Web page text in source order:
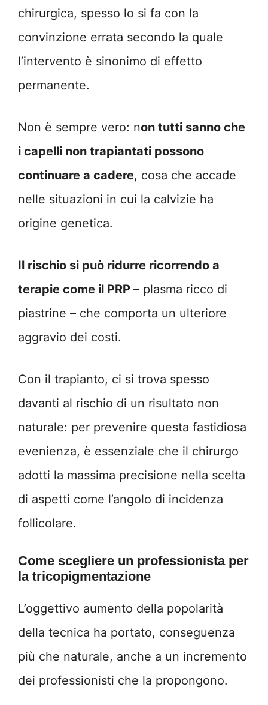
chirurgica, spesso lo si fa con la
convinzione errata secondo la quale
l’intervento è sinonimo di effetto
permanente.
Non è sempre vero: non tutti sanno che
i capelli non trapiantati possono
continuare a cadere, cosa che accade
nelle situazioni in cui la calvizie ha
origine genetica.
Il rischio si può ridurre ricorrendo a
terapie come il PRP – plasma ricco di
piastrine – che comporta un ulteriore
aggravio dei costi.
Con il trapianto, ci si trova spesso
davanti al rischio di un risultato non
naturale: per prevenire questa fastidiosa
evenienza, è essenziale che il chirurgo
adotti la massima precisione nella scelta
di aspetti come l’angolo di incidenza
follicolare.
Come scegliere un professionista per
la tricopigmentazione
L’oggettivo aumento della popolarità
della tecnica ha portato, conseguenza
più che naturale, anche a un incremento
dei professionisti che la propongono.